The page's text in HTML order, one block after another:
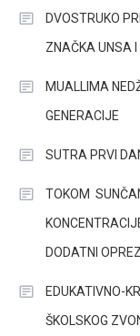
DVOSTRUKO
ZNAČKA UNSA
MUALLIMA
GENERACIJE
SUTRA PRVI
TOKOM
DODATNI
EDUKATIVNO-
ŠKOLSKOG